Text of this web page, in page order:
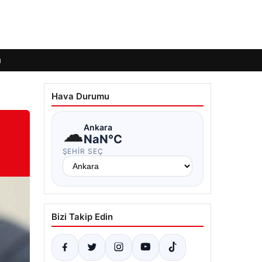
Hava Durumu
☁Ankara
NaN°C
ŞEHIR SEÇ
Bizi Takip Edin